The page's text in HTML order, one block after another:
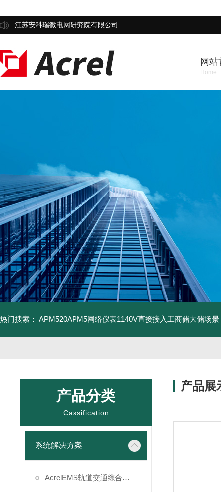
江苏安科瑞微电网研究院有限公司
网站
Home
热门搜索： APM520APM5网络仪表1140V直接接入工商储大储场景
产品分类
Cassification
系统解决方案
AcrelEMS轨道交通综合能效管理平台
产品展